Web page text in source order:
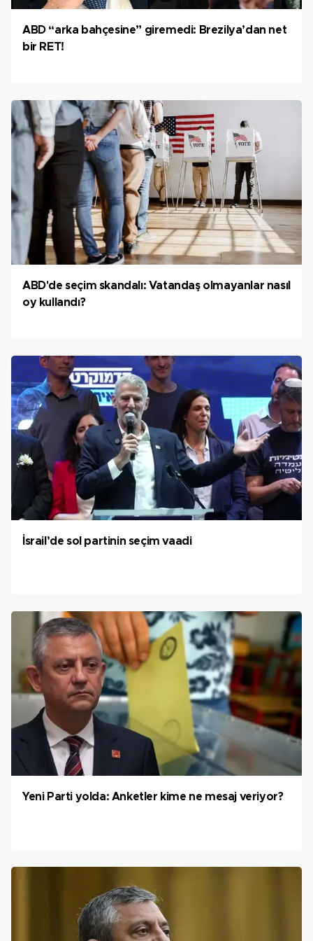
ABD “arka bahçesine” giremedi: Brezilya’dan net
bir RET!
ABD'de seçim skandalı: Vatandaş olmayanlar nasıl
oy kullandı?
İsrail’de sol partinin seçim vaadi
Yeni Parti yolda: Anketler kime ne mesaj veriyor?